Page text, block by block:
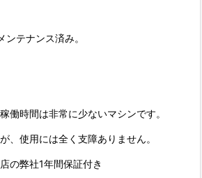
テナンス済み。
働時間は非常に少ないマシンです。
、使用には全く支障ありません。
の弊社1年間保証付き